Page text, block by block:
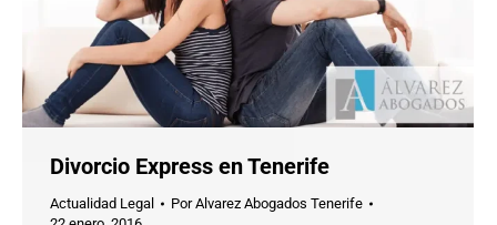
Divorcio Express en Tenerife
Actualidad Legal PorAlvarez Abogados Tenerife